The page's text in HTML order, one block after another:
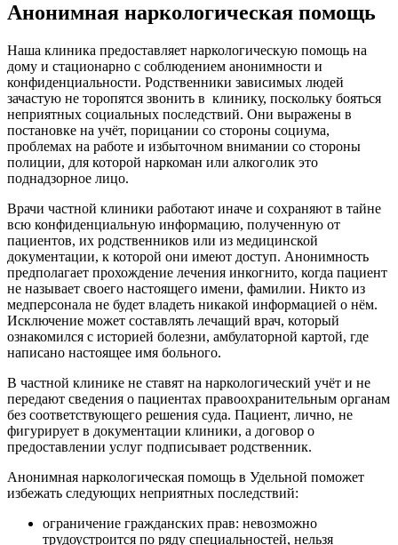
Анонимная наркологическая помощь
Наша клиника предоставляет наркологическую помощь на
дому и стационарно с соблюдением анонимности и
конфиденциальности. Родственники зависимых людей
зачастую не торопятся звонить в клинику, поскольку бояться
неприятных социальных последствий. Они выражены в
постановке на учёт, порицании со стороны социума,
проблемах на работе и избыточном внимании со стороны
полиции, для которой наркоман или алкоголик это
поднадзорное лицо.
Врачи частной клиники работают иначе и сохраняют в тайне
всю конфиденциальную информацию, полученную от
пациентов, их родственников или из медицинской
документации, к которой они имеют доступ. Анонимность
предполагает прохождение лечения инкогнито, когда пациент
не называет своего настоящего имени, фамилии. Никто из
медперсонала не будет владеть никакой информацией о нём.
Исключение может составлять лечащий врач, который
ознакомился с историей болезни, амбулаторной картой, где
написано настоящее имя больного.
В частной клинике не ставят на наркологический учёт и не
передают сведения о пациентах правоохранительным органам
без соответствующего решения суда. Пациент, лично, не
фигурирует в документации клиники, а договор о
предоставлении услуг подписывает родственник.
Анонимная наркологическая помощь в Удельной поможет
избежать следующих неприятных последствий:
ограничение гражданских прав: невозможно
трудоустроится по ряду специальностей, нельзя